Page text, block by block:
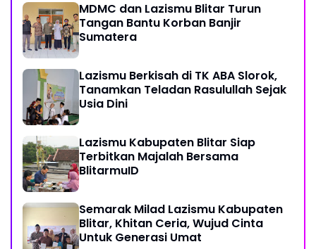
MDMC dan Lazismu Blitar Turun
Tangan Bantu Korban Banjir
Sumatera
Lazismu Berkisah di TK ABA Slorok,
Tanamkan Teladan Rasulullah Sejak
Usia Dini
Lazismu Kabupaten Blitar Siap
Terbitkan Majalah Bersama
BlitarmuID
Semarak Milad Lazismu Kabupaten
Blitar, Khitan Ceria, Wujud Cinta
Untuk Generasi Umat